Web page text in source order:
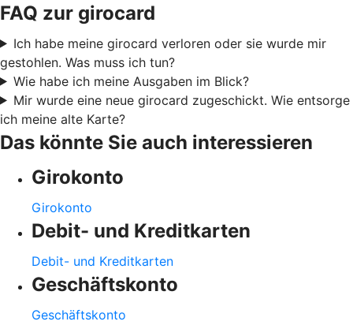
FAQ zur girocard
Ich habe meine girocard verloren oder sie wurde mir
gestohlen. Was muss ich tun?
Wie habe ich meine Ausgaben im Blick?
Mir wurde eine neue girocard zugeschickt. Wie entsorge
ich meine alte Karte?
Das könnte Sie auch interessieren
Girokonto
Girokonto
Debit- und Kreditkarten
Debit- und Kreditkarten
Geschäftskonto
Geschäftskonto